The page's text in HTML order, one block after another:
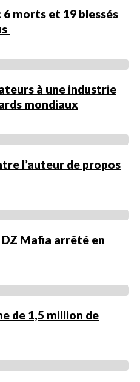
morts et 19 blessés
à une industrie
mondiaux
l’auteur de propos
Mafia arrêté en
de 1,5 million de